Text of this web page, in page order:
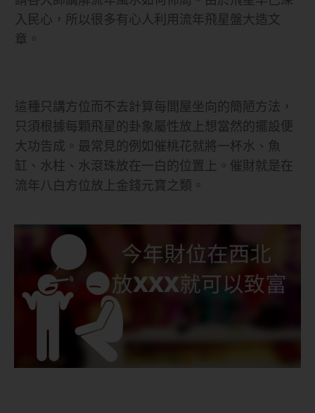
入民心，所以很多有心人利用流年飛星盤大造文
章。
這種只講方位而不去計算每間屋坐向的簡陋方法，
只須根據每顆飛星的卦象屬性放上想當然的擺設便
大功告成。最常見的例如催桃花就將一杯水、魚
缸、水柱、水滾珠放在一白的位置上。催財就是在
流年八白方位放上金錢元寶之類。